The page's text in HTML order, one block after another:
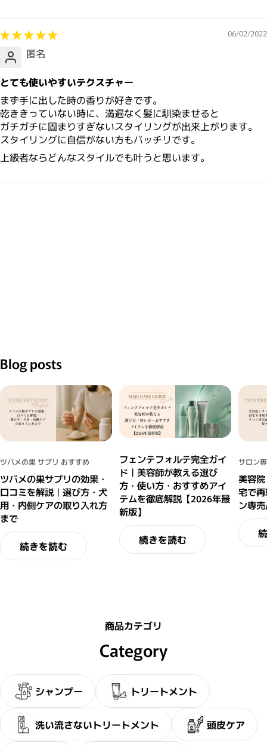
06/02/2022
匿名
とても使いやすいテクスチャー
まず手に出した時の香りが好きです。
乾ききっていない時に、満遍なく髪に馴染ませると
ガチガチに固まりすぎないスタイリングが出来上がります。
スタイリングに自信がない方もバッチリです。
上級者ならどんなスタイルでも叶うと思います。
Blog posts
ツバメの巣 サプリ おすすめ
ツバメの巣サプリの効果・
口コミを解説｜選び方・犬
用・内側ケアの取り入れ方
まで
続きを読む
フェンテフォルテ完全ガイ
ド｜美容師が教える選び
方・使い方・おすすめアイ
テムを徹底解説【2026年最
新版】
続きを読む
サロン
美容
宅で
ン専
商品カテゴリ
Category
シャンプー トリートメント
洗い流さないトリートメント 頭皮ケア